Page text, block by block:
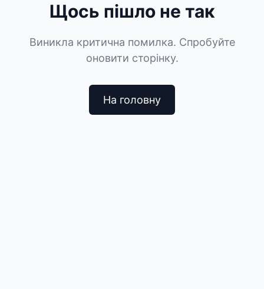
Щось пішло не так
Виникла критична помилка. Спробуйте
оновити сторінку.
На головну